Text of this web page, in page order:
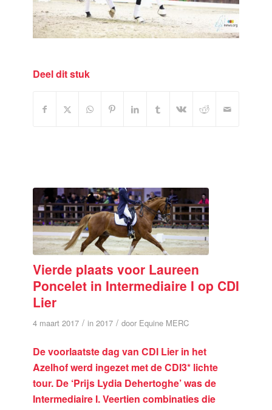
Deel dit stuk
Vierde plaats voor Laureen
Poncelet in Intermediaire I op CDI
Lier
4 maart 2017 / in 2017 / door Equine MERC
De voorlaatste dag van CDI Lier in het
Azelhof werd ingezet met de CDI3* lichte
tour. De ‘Prijs Lydia Dehertoghe’ was de
Intermediaire I. Veertien combinaties die